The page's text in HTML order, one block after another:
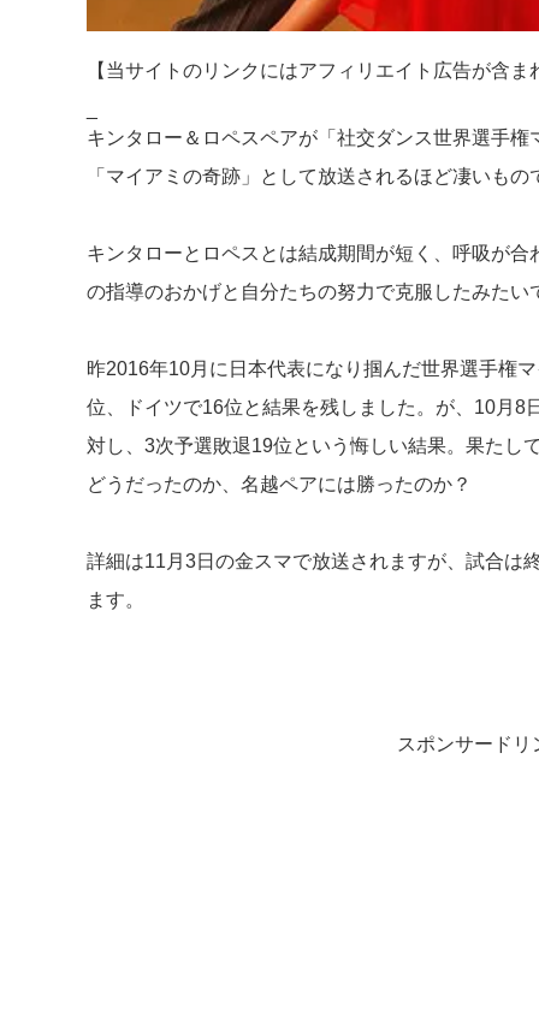
【当サイトのリンクにはアフィリエイト広告が含ま
キンタロー＆ロペスペアが「社交ダンス世界選手
「マイアミの奇跡」として放送されるほど凄いもの
キンタローとロペスとは結成期間が短く、呼吸が
の指導のおかげと自分たちの努力で克服したみたい
昨2016年10月に日本代表になり掴んだ世界選手権
位、ドイツで16位と結果を残しました。が、10月8
対し、3次予選敗退19位という悔しい結果。果たし
どうだったのか、名越ペアには勝ったのか？
詳細は11月3日の金スマで放送されますが、試合は
ます。
スポンサードリ